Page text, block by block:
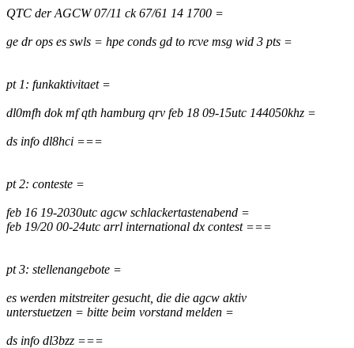
QTC der AGCW 07/11 ck 67/61 14 1700 =
ge dr ops es swls = hpe conds gd to rcve msg wid 3 pts =
pt 1: funkaktivitaet =
dl0mfh dok mf qth hamburg qrv feb 18 09-15utc 144050khz =
ds info dl8hci ===
pt 2: conteste =
feb 16 19-2030utc agcw schlackertastenabend =
feb 19/20 00-24utc arrl international dx contest ===
pt 3: stellenangebote =
es werden mitstreiter gesucht, die die agcw aktiv
unterstuetzen = bitte beim vorstand melden =
ds info dl3bzz ===